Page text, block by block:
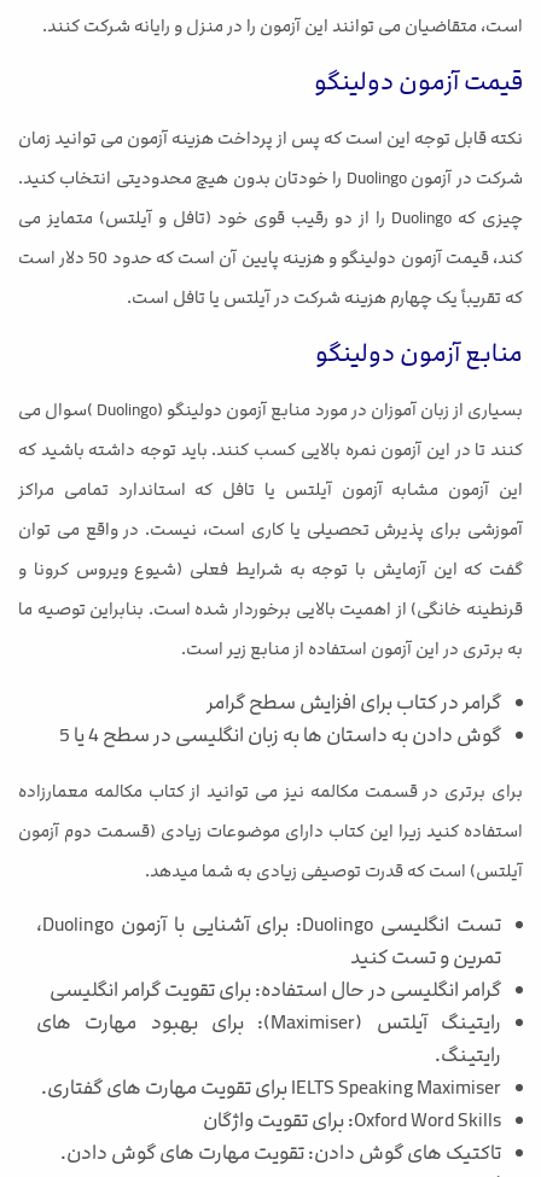
است، متقاضیان می توانند این آزمون را در منزل و رایانه شرکت کنند.
قیمت آزمون دولینگو
نکته قابل توجه این است که پس از پرداخت هزینه آزمون می توانید زمان
شرکت در آزمون Duolingo را خودتان بدون هیچ محدودیتی انتخاب کنید.
چیزی که Duolingo را از دو رقیب قوی خود (تافل و آیلتس) متمایز می
کند، قیمت آزمون دولینگو و هزینه پایین آن است که حدود 50 دلار است
که تقریباً یک چهارم هزینه شرکت در آیلتس یا تافل است.
منابع آزمون دولینگو
بسیاری از زبان آموزان در مورد منابع آزمون دولینگو (Duolingo )سوال می
کنند تا در این آزمون نمره بالایی کسب کنند. باید توجه داشته باشید که
این آزمون مشابه آزمون آیلتس یا تافل که استاندارد تمامی مراکز
آموزشی برای پذیرش تحصیلی یا کاری است، نیست. در واقع می توان
گفت که این آزمایش با توجه به شرایط فعلی (شیوع ویروس کرونا و
قرنطینه خانگی) از اهمیت بالایی برخوردار شده است. بنابراین توصیه ما
به برتری در این آزمون استفاده از منابع زیر است.
گرامر در کتاب برای افزایش سطح گرامر
گوش دادن به داستان ها به زبان انگلیسی در سطح 4 یا 5
برای برتری در قسمت مکالمه نیز می توانید از کتاب مکالمه معمارزاده
استفاده کنید زیرا این کتاب دارای موضوعات زیادی (قسمت دوم آزمون
آیلتس) است که قدرت توصیفی زیادی به شما میدهد.
تست انگلیسی Duolingo: برای آشنایی با آزمون Duolingo،
تمرین و تست کنید
گرامر انگلیسی در حال استفاده: برای تقویت گرامر انگلیسی
رایتینگ آیلتس (Maximiser): برای بهبود مهارت های
رایتینگ.
IELTS Speaking Maximiser برای تقویت مهارت های گفتاری.
Oxford Word Skills: برای تقویت واژگان
تاکتیک های گوش دادن: تقویت مهارت های گوش دادن.